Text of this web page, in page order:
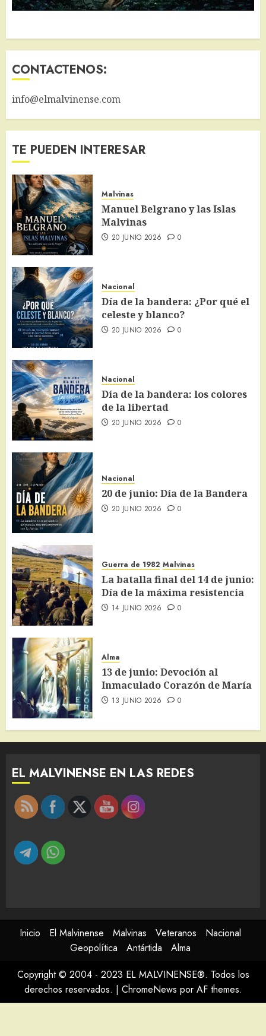
CONTACTENOS:
info@elmalvinense.com
TE PUEDEN INTERESAR
Malvinas
Manuel Belgrano y las Islas
Malvinas
20 JUNIO 2026 0
Nacional
Día de la bandera: ¿Por qué el
celeste y blanco?
20 JUNIO 2026 0
Nacional
Día de la bandera: los colores
de la libertad
20 JUNIO 2026 0
Nacional
20 de junio: Día de la Bandera
20 JUNIO 2026 0
Guerra de 1982 Malvinas
La batalla final del 14 de junio:
Día de la máxima resistencia
14 JUNIO 2026 0
Alma
13 de junio: Devoción al
Inmaculado Corazón de María
13 JUNIO 2026 0
EL MALVINENSE EN LAS REDES
Inicio El Malvinense Malvinas Veteranos
Nacional
Geopolítica
Antártida
Alma
Copyright © 2004 - 2023 EL MALVINENSE®. Todos los
derechos reservados. | ChromeNews por AF themes.